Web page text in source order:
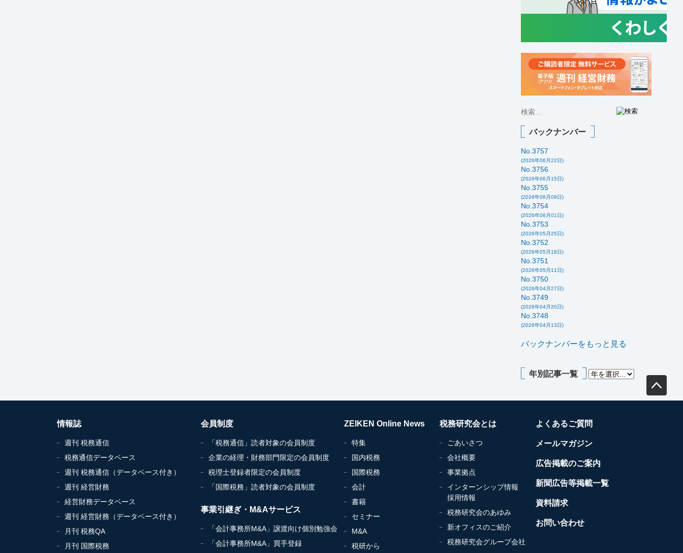
バックナンバー
No.3757
(2026年06月22日)
No.3756
(2026年06月15日)
No.3755
(2026年06月08日)
No.3754
(2026年06月01日)
No.3753
(2026年05月25日)
No.3752
(2026年05月18日)
No.3751
(2026年05月11日)
No.3750
(2026年04月27日)
No.3749
(2026年04月20日)
No.3748
(2026年04月13日)
バックナンバーをもっと見る
年別記事一覧
情報誌
週刊 税務通信
税務通信データベース
週刊 税務通信（データベース付き）
週刊 経営財務
経営財務データベース
週刊 経営財務（データベース付き）
月刊 税務QA
月刊 国際税務
会員制度
「税務通信」読者対象の会員制度
企業の経理・財務部門限定の会員制度
税理士登録者限定の会員制度
「国際税務」読者対象の会員制度
事業引継ぎ・M&Aサービス
「会計事務所M&A」譲渡向け個別勉強会
「会計事務所M&A」買手登録
ZEIKEN Online News
特集
国内税務
国際税務
会計
書籍
セミナー
M&A
税研から
税務研究会とは
ごあいさつ
会社概要
事業拠点
インターンシップ情報
採用情報
税務研究会のあゆみ
新オフィスのご紹介
税務研究会グループ会社
よくあるご質問
メールマガジン
広告掲載のご案内
新聞広告等掲載一覧
資料請求
お問い合わせ